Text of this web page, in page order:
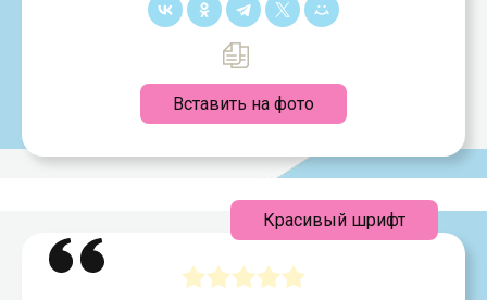
Вставить на фото
Красивый шрифт